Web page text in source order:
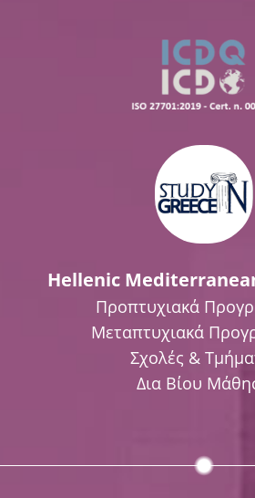
Hellenic
Προπτυχιακά
Μεταπτυχιακά
Σχολές &
Δια Βίου